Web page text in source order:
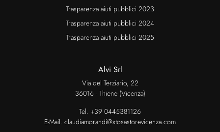
Trasparenza aiuti pubblici 2023
Trasparenza aiuti pubblici 2024
Trasparenza aiuti pubblici 2025
Alvi Srl
Via del Terziario, 22
36016 - Thiene (Vicenza)
Tel. +39 0445381126
E-Mail. claudiamorandi@stosastorevicenza.com